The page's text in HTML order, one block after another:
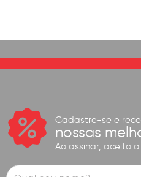
Cadastre-se e
nossas
Ao assinar, aceito a